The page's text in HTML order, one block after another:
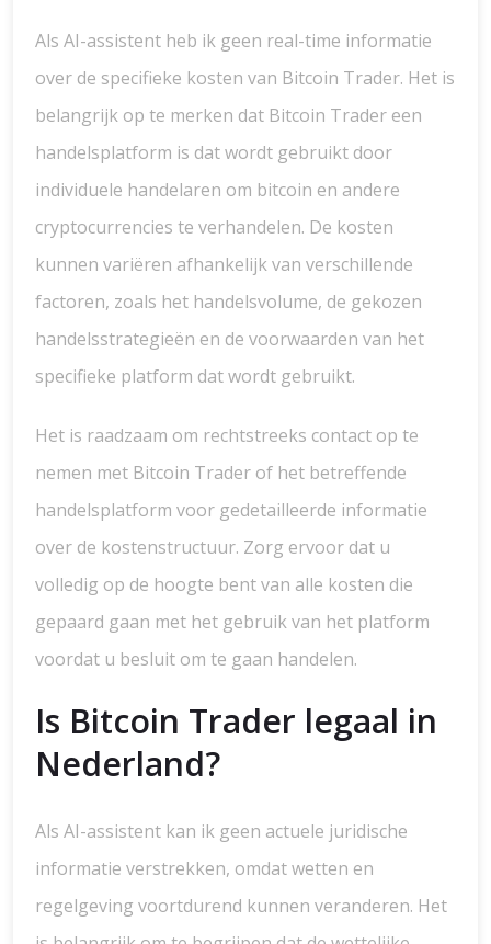
Als AI-assistent heb ik geen real-time informatie
over de specifieke kosten van Bitcoin Trader. Het is
belangrijk op te merken dat Bitcoin Trader een
handelsplatform is dat wordt gebruikt door
individuele handelaren om bitcoin en andere
cryptocurrencies te verhandelen. De kosten
kunnen variëren afhankelijk van verschillende
factoren, zoals het handelsvolume, de gekozen
handelsstrategieën en de voorwaarden van het
specifieke platform dat wordt gebruikt.
Het is raadzaam om rechtstreeks contact op te
nemen met Bitcoin Trader of het betreffende
handelsplatform voor gedetailleerde informatie
over de kostenstructuur. Zorg ervoor dat u
volledig op de hoogte bent van alle kosten die
gepaard gaan met het gebruik van het platform
voordat u besluit om te gaan handelen.
Is Bitcoin Trader legaal in
Nederland?
Als AI-assistent kan ik geen actuele juridische
informatie verstrekken, omdat wetten en
regelgeving voortdurend kunnen veranderen. Het